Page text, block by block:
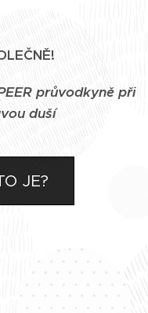
průvodkyně při
duší
JE?